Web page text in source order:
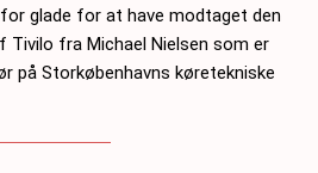
glade for at have modtaget den
Tivilo fra Michael Nielsen som er
på Storkøbenhavns køretekniske